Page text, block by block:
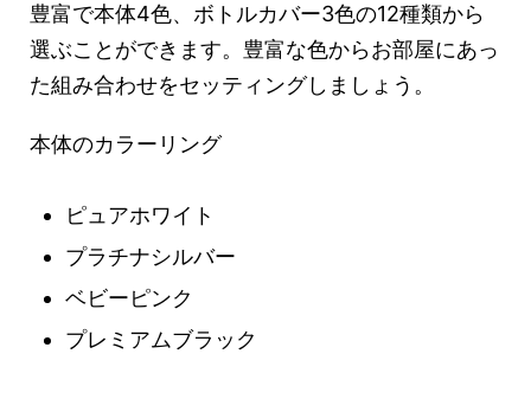
豊富で本体4色、ボトルカバー3色の12種類から
選ぶことができます。豊富な色からお部屋にあっ
た組み合わせをセッティングしましょう。
本体のカラーリング
ピュアホワイト
プラチナシルバー
ベビーピンク
プレミアムブラック